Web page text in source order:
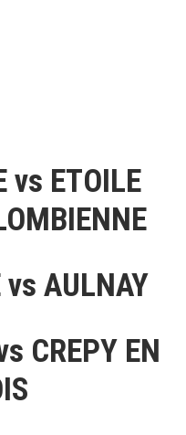
vs ETOILE
AULNAY
CREPY EN